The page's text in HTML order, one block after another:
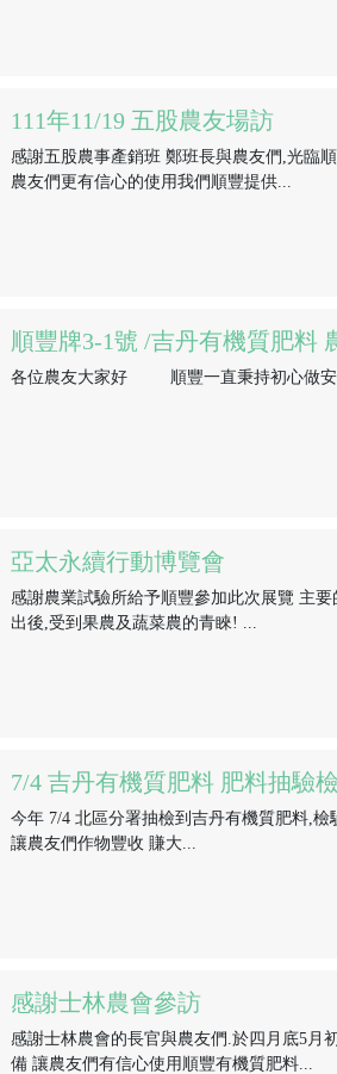
111年11/19 五股農友場訪
感謝五股農事產銷班 鄭班長與農友們,光臨
農友們更有信心的使用我們順豐提供...
順豐牌3-1號 /吉丹有機質肥料
各位農友大家好 順豐一直秉持初心做安
亞太永續行動博覽會
感謝農業試驗所給予順豐參加此次展覽 主
出後,受到果農及蔬菜農的青睞! ...
7/4 吉丹有機質肥料 肥料抽驗
今年 7/4 北區分署抽檢到吉丹有機質肥料,
讓農友們作物豐收 賺大...
感謝士林農會參訪
感謝士林農會的長官與農友們.於四月底5月
備 讓農友們有信心使用順豐有機質肥料...